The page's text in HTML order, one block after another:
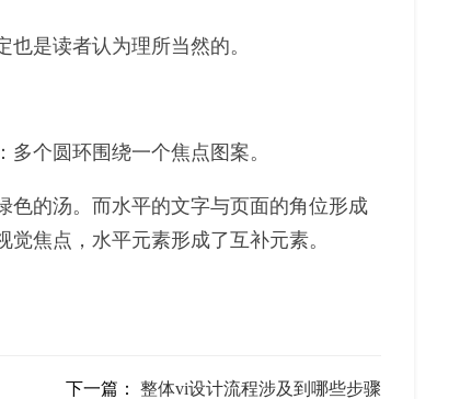
是读者认为理所当然的。
个圆环围绕一个焦点图案。
色的汤。而水平的文字与页面的角位形成
焦点，水平元素形成了互补元素。
下一篇： 整体vi设计流程涉及到哪些步骤